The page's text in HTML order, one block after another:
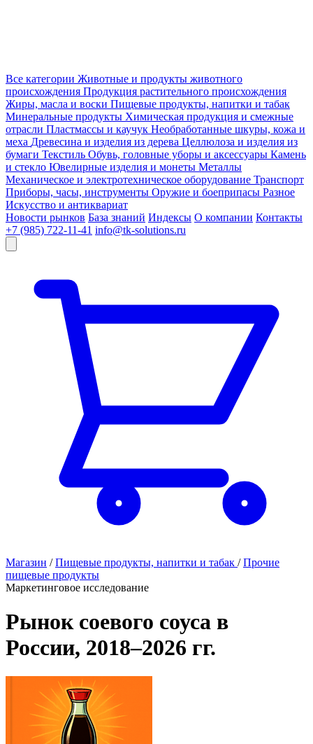
Все категории Животные и продукты животного
происхождения Продукция растительного происхождения
Жиры, масла и воски Пищевые продукты, напитки и табак
Минеральные продукты Химическая продукция и смежные
отрасли Пластмассы и каучук Необработанные шкуры, кожа и
меха Древесина и изделия из дерева Целлюлоза и изделия из
бумаги Текстиль Обувь, головные уборы и аксессуары Камень
и стекло Ювелирные изделия и монеты Металлы
Механическое и электротехническое оборудование Транспорт
Приборы, часы, инструменты Оружие и боеприпасы Разное
Искусство и антиквариат
Новости рынков База знаний Индексы О компании Контакты
+7 (985) 722-11-41 info@tk-solutions.ru
Магазин / Пищевые продукты, напитки и табак / Прочие
пищевые продукты
Маркетинговое исследование
Рынок соевого соуса в
России, 2018–2026 гг.